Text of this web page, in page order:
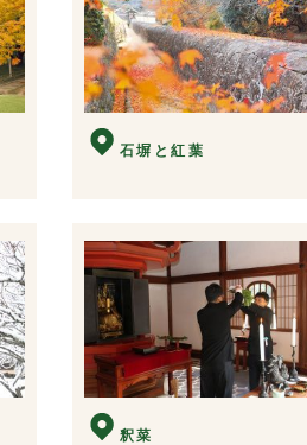
石塀と紅葉
釈菜